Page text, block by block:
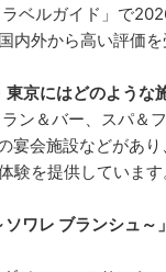
ベルガイド」で
内外から高い評価を
東京にはどのような
ン＆バー、スパ＆
宴会施設などがあり
験を提供しています
ワレ ブランシュ～